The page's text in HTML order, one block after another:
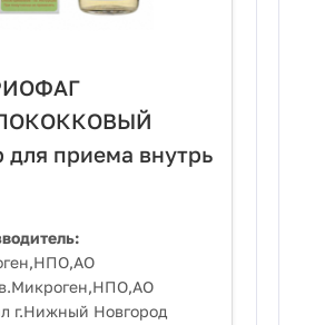
для приема внутрь
г.Нижный Новгород